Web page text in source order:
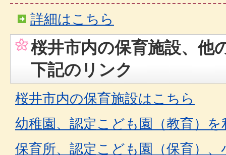
詳細はこちら
桜井市内の保育施設、他
下記のリンク
桜井市内の保育施設はこちら
幼稚園、認定こども園（教育）
保育所、認定こども園（保育）